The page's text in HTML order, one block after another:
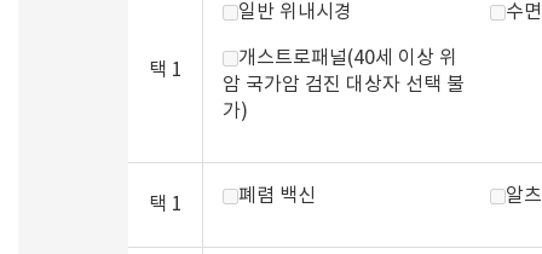
택 1
일반 위내시경 수
개스트로패널(40세 이상 위
암 국가암 검진 대상자 선택 불
가)
택 1 폐렴 백신 알